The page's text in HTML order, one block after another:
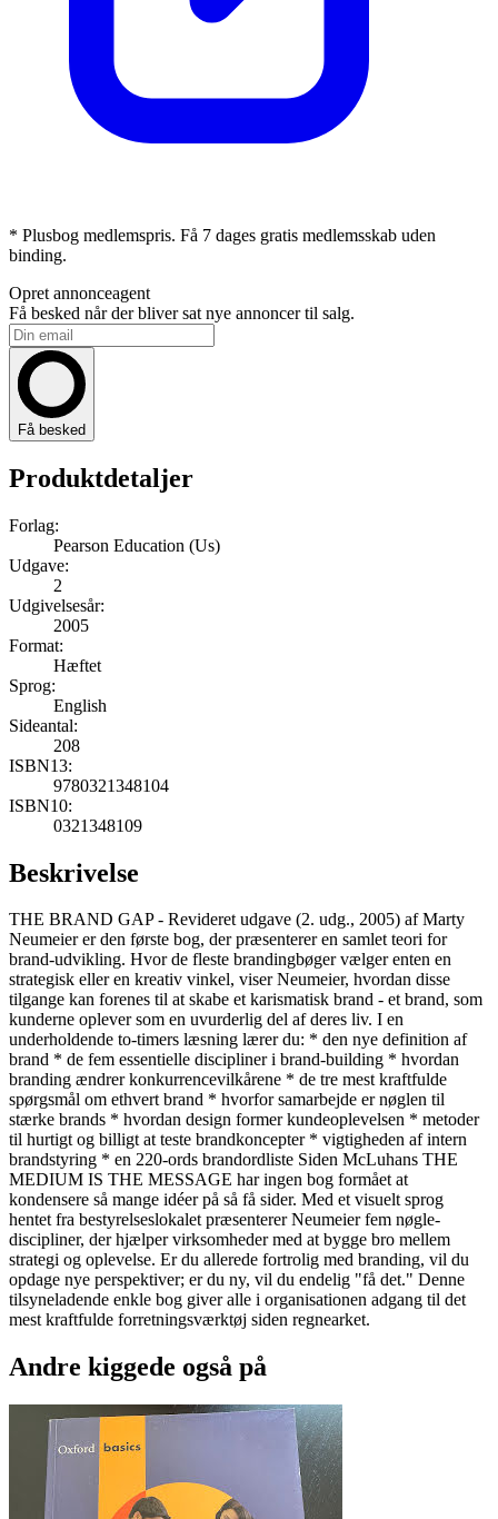
* Plusbog medlemspris. Få 7 dages gratis medlemsskab uden
binding.
Opret annonceagent
Få besked når der bliver sat nye annoncer til salg.
Få besked
Produktdetaljer
Forlag:
Pearson Education (Us)
Udgave:
2
Udgivelsesår:
2005
Format:
Hæftet
Sprog:
English
Sideantal:
208
ISBN13:
9780321348104
ISBN10:
0321348109
Beskrivelse
THE BRAND GAP - Revideret udgave (2. udg., 2005) af Marty
Neumeier er den første bog, der præsenterer en samlet teori for
brand-udvikling. Hvor de fleste brandingbøger vælger enten en
strategisk eller en kreativ vinkel, viser Neumeier, hvordan disse
tilgange kan forenes til at skabe et karismatisk brand - et brand, som
kunderne oplever som en uvurderlig del af deres liv. I en
underholdende to-timers læsning lærer du: * den nye definition af
brand * de fem essentielle discipliner i brand-building * hvordan
branding ændrer konkurrencevilkårene * de tre mest kraftfulde
spørgsmål om ethvert brand * hvorfor samarbejde er nøglen til
stærke brands * hvordan design former kundeoplevelsen * metoder
til hurtigt og billigt at teste brandkoncepter * vigtigheden af intern
brandstyring * en 220-ords brandordliste Siden McLuhans THE
MEDIUM IS THE MESSAGE har ingen bog formået at
kondensere så mange idéer på så få sider. Med et visuelt sprog
hentet fra bestyrelseslokalet præsenterer Neumeier fem nøgle-
discipliner, der hjælper virksomheder med at bygge bro mellem
strategi og oplevelse. Er du allerede fortrolig med branding, vil du
opdage nye perspektiver; er du ny, vil du endelig "få det." Denne
tilsyneladende enkle bog giver alle i organisationen adgang til det
mest kraftfulde forretningsværktøj siden regnearket.
Andre kiggede også på